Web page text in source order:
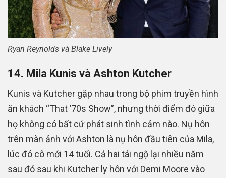
Ryan Reynolds và Blake Lively
14. Mila Kunis và Ashton Kutcher
Kunis và Kutcher gặp nhau trong bộ phim truyền hình
ăn khách “That ’70s Show”, nhưng thời điểm đó giữa
họ không có bất cứ phát sinh tình cảm nào. Nụ hôn
trên màn ảnh với Ashton là nụ hôn đầu tiên của Mila,
lúc đó cô mới 14 tuổi. Cả hai tái ngộ lại nhiều năm
sau đó sau khi Kutcher ly hôn với Demi Moore vào